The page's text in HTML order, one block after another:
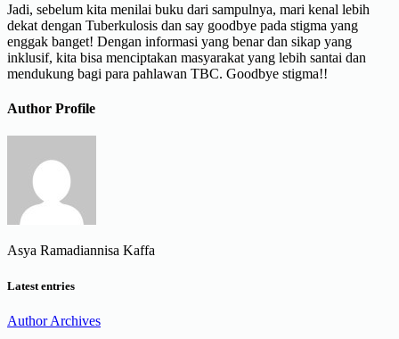
Jadi, sebelum kita menilai buku dari sampulnya, mari kenal lebih
dekat dengan Tuberkulosis dan say goodbye pada stigma yang
enggak banget! Dengan informasi yang benar dan sikap yang
inklusif, kita bisa menciptakan masyarakat yang lebih santai dan
mendukung bagi para pahlawan TBC. Goodbye stigma!!
Author Profile
Asya Ramadiannisa Kaffa
Latest entries
Author Archives